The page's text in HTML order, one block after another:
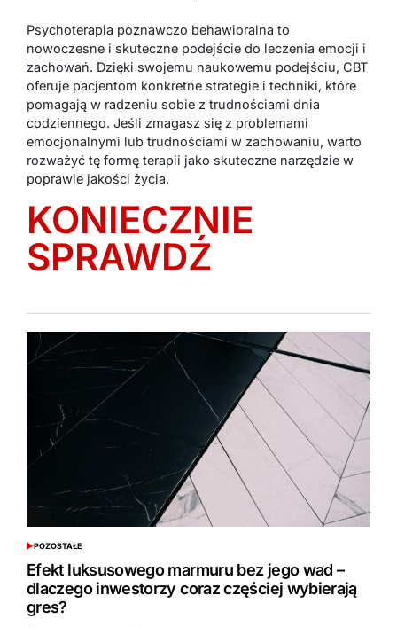
Psychoterapia poznawczo behawioralna to
nowoczesne i skuteczne podejście do leczenia emocji i
zachowań. Dzięki swojemu naukowemu podejściu, CBT
oferuje pacjentom konkretne strategie i techniki, które
pomagają w radzeniu sobie z trudnościami dnia
codziennego. Jeśli zmagasz się z problemami
emocjonalnymi lub trudnościami w zachowaniu, warto
rozważyć tę formę terapii jako skuteczne narzędzie w
poprawie jakości życia.
KONIECZNIE
SPRAWDŹ
POSTED
IN
POZOSTAŁE
Efekt luksusowego marmuru bez jego wad –
dlaczego inwestorzy coraz częściej wybierają
gres?